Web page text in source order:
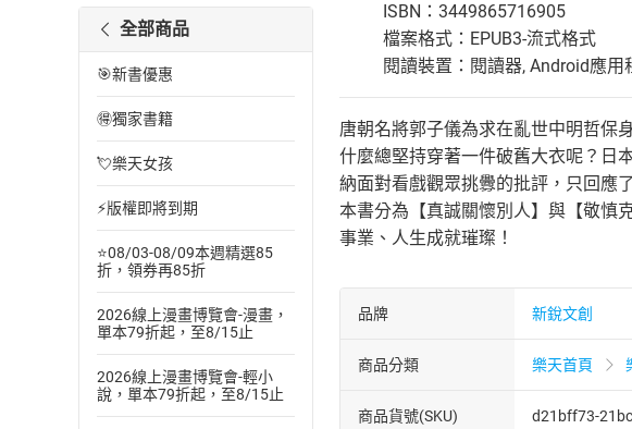
全部商品
🎯新書優惠
🉐獨家書籍
💘樂天女孩
⚡版權即將到期
⭐08/03-08/09本週精選85
折，領券再85折
2026線上漫畫博覽會-漫畫，
單本79折起，至8/15止
2026線上漫畫博覽會-輕小
說，單本79折起，至8/15止
ISBN：3449865716905
檔案格式：EPUB3-流式格式
閱讀裝置：閱讀器, Android應用
唐朝名將郭子儀為求在亂世中明哲保
什麼總堅持穿著一件破舊大衣呢？日
納面對看戲觀眾挑釁的批評，只回應
本書分為【真誠關懷別人】與【敬慎
事業、人生成就璀璨！
品牌 新銳文創
商品分類 樂天首頁
商品貨號(SKU) d21bff73-